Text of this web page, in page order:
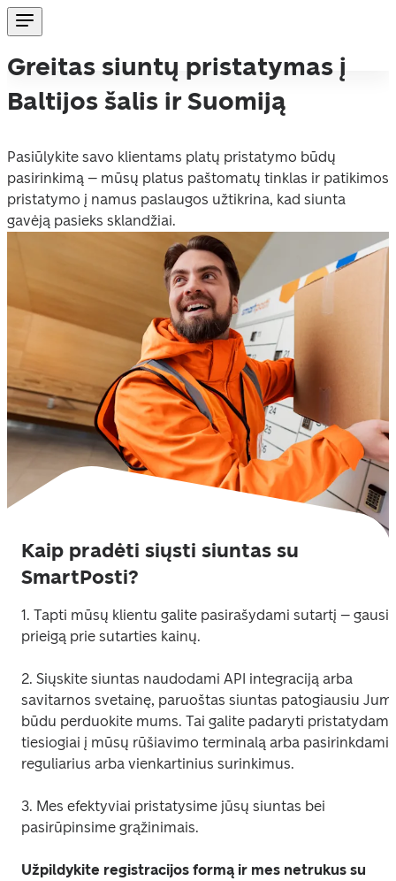
Greitas siuntų pristatymas į
Baltijos šalis ir Suomiją
Pasiūlykite savo klientams platų pristatymo būdų
pasirinkimą – mūsų platus paštomatų tinklas ir patikimos
pristatymo į namus paslaugos užtikrina, kad siunta
gavėją pasieks sklandžiai.
Kaip pradėti siųsti siuntas su
SmartPosti?
1. Tapti mūsų klientu galite pasirašydami sutartį –
prieigą prie sutarties kainų.
2. Siųskite siuntas naudodami API integraciją arba
savitarnos svetainę, paruoštas siuntas patogiausiu
būdu perduokite mums. Tai galite padaryti pristatydami
tiesiogiai į mūsų rūšiavimo terminalą arba pasirinkdami
reguliarius arba vienkartinius surinkimus.
3. Mes efektyviai pristatysime jūsų siuntas bei
pasirūpinsime grąžinimais.
Užpildykite registracijos formą ir mes netrukus su